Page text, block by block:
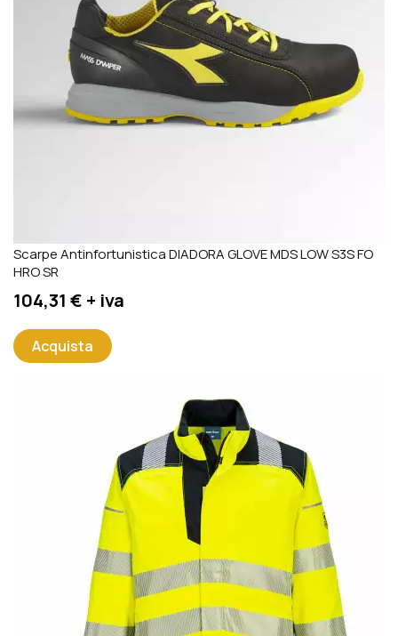
Scarpe Antinfortunistica DIADORA GLOVE MDS LOW S3S FO
HRO SR
Prezzo
104,31 € + iva
Acquista